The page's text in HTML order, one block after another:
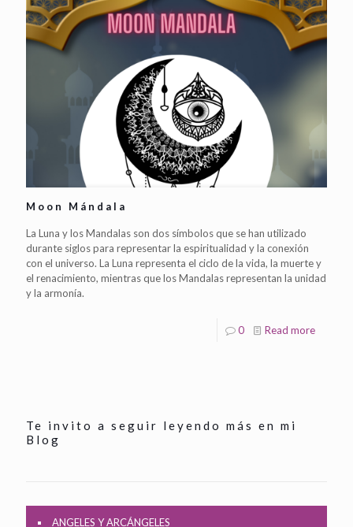
Moon Mándala
La Luna y los Mandalas son dos símbolos que se han utilizado
durante siglos para representar la espiritualidad y la conexión
con el universo. La Luna representa el ciclo de la vida, la muerte y
el renacimiento, mientras que los Mandalas representan la unidad
y la armonía.
0 Read more
Te invito a seguir leyendo más en mi
Blog
ANGELES Y ARCÁNGELES